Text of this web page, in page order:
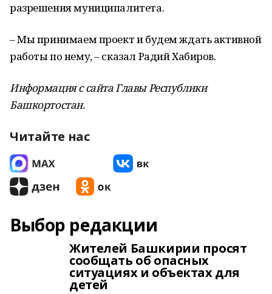
разрешения муниципалитета.
– Мы принимаем проект и будем ждать активной
работы по нему, – сказал Радий Хабиров.
Информация с сайта Главы Республики
Башкортостан.
Читайте нас
Выбор редакции
Жителей Башкирии просят
сообщать об опасных
ситуациях и объектах для
детей